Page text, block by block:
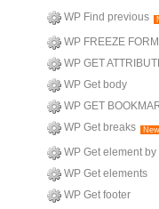
WP Find previous
WP FREEZE
WP GET
WP Get body
WP GET
WP Get breaks
New
WP Get element by
WP Get elements
WP Get footer